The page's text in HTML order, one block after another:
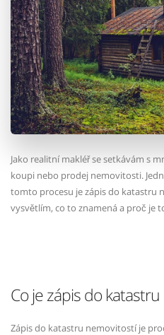
Jako realitní makléř se setkávám s
koupi nebo prodej nemovitosti.
tomto procesu je zápis do katastru
vysvětlím, co to znamená a proč je
Co je zápis do
Zápis do katastru nemovitostí je